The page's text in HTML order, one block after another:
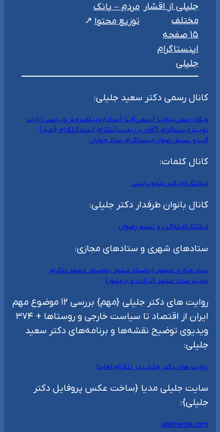
جلیلی از اقشار
مختلف
۱۵ صفحه
اینستاگرام
جلیلی
مردم – بانک
توزیع محتوا
کانال رسمی دکتر سعید جلیلی:
وبگاه رسمیبلهایتا {رسمی}ایتا {ستاد}روبیکاسروشویراستیآپارات
توییتر اینستاگرام {آقای پرزیدنت}تلگرام {ستاد}تلگرام {اخبار}
گپ و نسیم رضواناینستاگرام ستاد جوانان
کانال کلمات:
ایتاتلگرامایکسبلهویراستی
کانال بانوان طرفدار دکتر جلیلی:
ایتاتلگرامبلهگپ و نسیم رضوان
ستادهای شهری و ستادهای مجازی:
ستاد مرکزی مشهد ایتاستاد مشهد بلهستاد مشهد تلگرام
سایت ستاد مشهد {تراکت و بروشور}
روایت های دکتر جلیلی {مهم} بررسی ۱۲ موضوع مهم
ایران از اقتصاد تا سیاست خارجی و روستاها + ۳۷۴
ویدیوی توضیح نقشه‌ها و برنامه‌های دکتر سعید
جلیلی:
روایت های دکتر جلیلی در تلگرامبلهایتا
سایت جلیلی مدیا {ساخت عکس پروفایل دکتر
جلیلی}:
jalilimedia.com